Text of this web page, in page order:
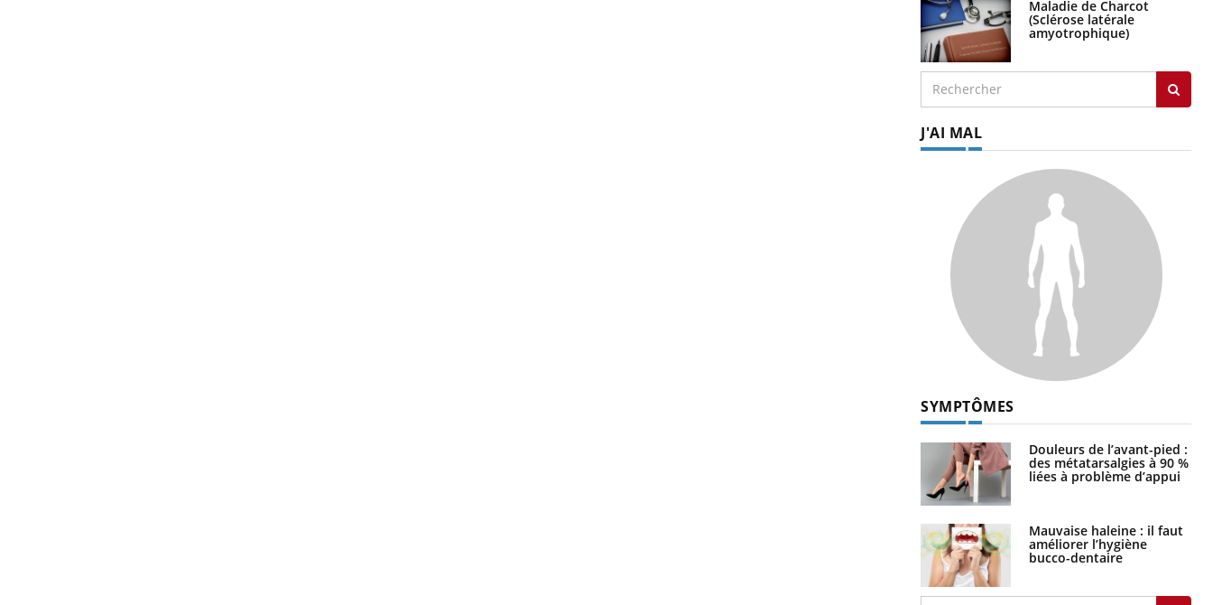
Maladie de Charcot
(Sclérose latérale
amyotrophique)
J'AI MAL
SYMPTÔMES
Douleurs de l’avant-pied :
des métatarsalgies à 90 %
liées à problème d’appui
Mauvaise haleine : il faut
améliorer l’hygiène
bucco-dentaire